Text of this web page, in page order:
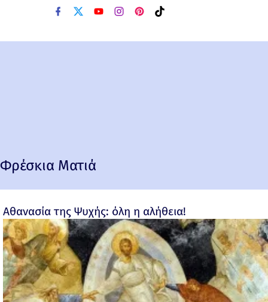
Φρέσκια Ματιά
Αθανασία της Ψυχής: όλη η αλήθεια!